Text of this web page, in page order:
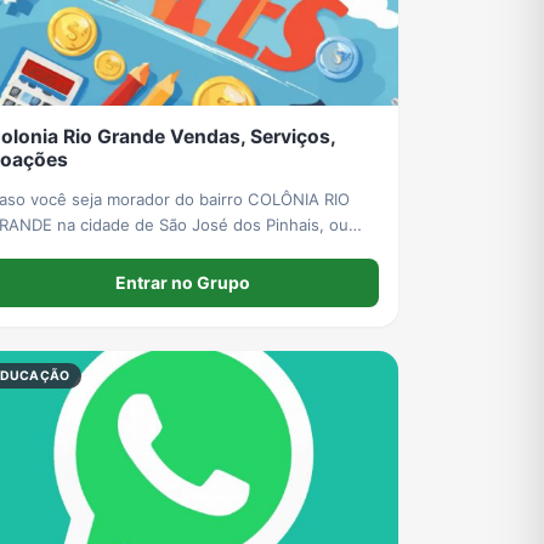
Grupos de Pix do WhatsApp Grupos de A Fazenda no WhatsApp
Grupos de Apostas Esportivas no WhatsApp Grupos de Caminhão no WhatsApp
Rio Grande Vendas, Serviços,
você seja morador do bairro COLÔNIA RIO
na cidade de São José dos Pinhais, ou
para anunciar no grupo. Mas acima de
respeite as regras.
Entrar no Grupo